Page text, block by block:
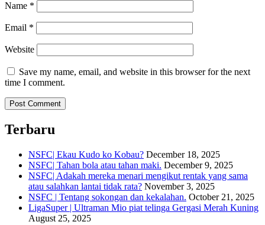
Name *
Email *
Website
Save my name, email, and website in this browser for the next
time I comment.
Terbaru
NSFC| Ekau Kudo ko Kobau? December 18, 2025
NSFC| Tahan bola atau tahan maki. December 9, 2025
NSFC| Adakah mereka menari mengikut rentak yang sama
atau salahkan lantai tidak rata? November 3, 2025
NSFC | Tentang sokongan dan kekalahan. October 21, 2025
LigaSuper | Ultraman Mio piat telinga Gergasi Merah Kuning
August 25, 2025